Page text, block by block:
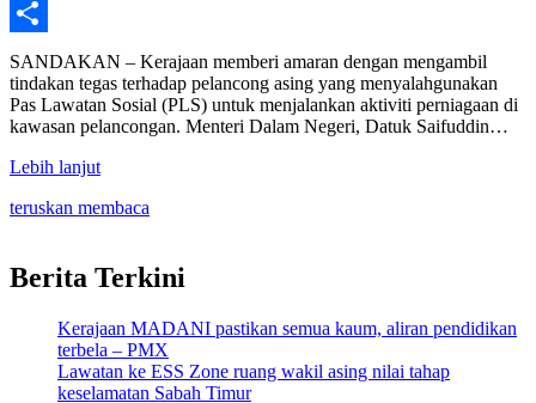
WhatsApp
Share
SANDAKAN – Kerajaan memberi amaran dengan mengambil
tindakan tegas terhadap pelancong asing yang menyalahgunakan
Pas Lawatan Sosial (PLS) untuk menjalankan aktiviti perniagaan di
kawasan pelancongan. Menteri Dalam Negeri, Datuk Saifuddin…
Lebih lanjut
teruskan membaca
Berita Terkini
Kerajaan MADANI pastikan semua kaum, aliran pendidikan
terbela – PMX
Lawatan ke ESS Zone ruang wakil asing nilai tahap
keselamatan Sabah Timur